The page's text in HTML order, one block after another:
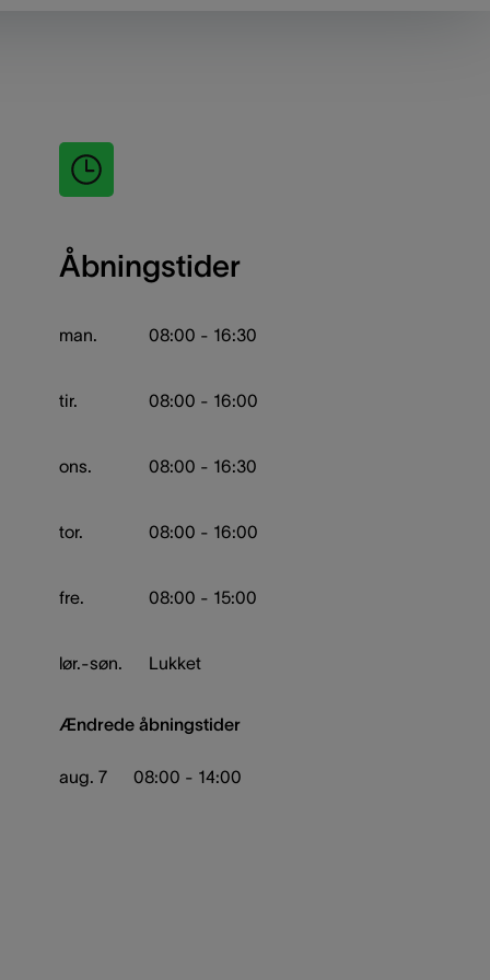
Åbningstider
man. 08:00 - 16:30
tir. 08:00 - 16:00
ons. 08:00 - 16:30
tor. 08:00 - 16:00
fre. 08:00 - 15:00
lør.-søn. Lukket
Ændrede åbningstider
aug. 7 08:00 - 14:00